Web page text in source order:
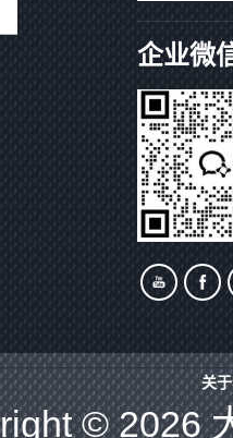
企业微
关
© 2026